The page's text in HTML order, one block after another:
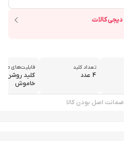
تعداد کلید
4 عدد
قابلیت‌های
کلید روشن و
خاموش
ضمانت اصل بودن کالا